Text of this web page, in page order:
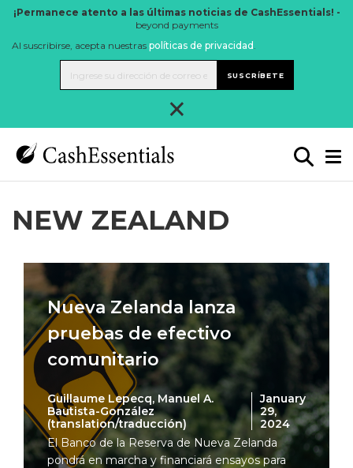
¡Permanece atento a las últimas noticias de CashEssentials! -
beyond payments
Al suscribirse, acepta nuestras políticas de privacidad .
SUSCRÍBETE
×
NEW ZEALAND
Nueva Zelanda lanza
pruebas de efectivo
comunitario
Guillaume Lepecq, Manuel A.
Bautista-González
(translation/traducción)
January
29,
2024
El Banco de la Reserva de Nueva Zelanda
pondrá en marcha y financiará ensayos para